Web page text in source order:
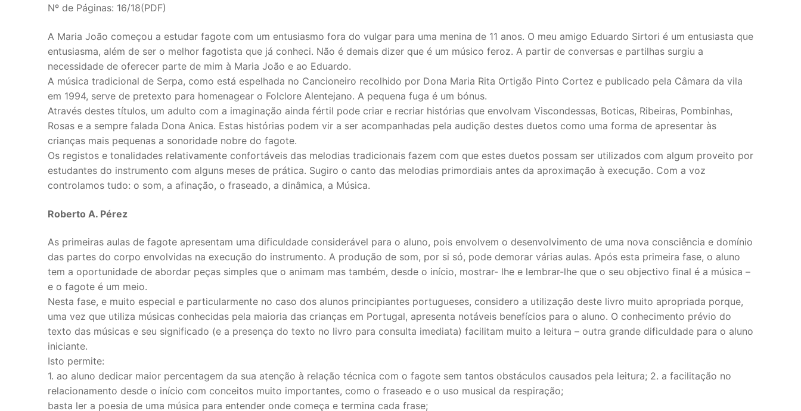
Tuba
Música de Câmara
Cordas
Violino
Viola
Violoncelo
Guitarra
Teclas
Acordeão
Percussão
Coro
Nº de Páginas: 16/18(PDF)
A Maria João começou a estudar fagote com um entusiasmo fora do vulgar para uma menina de 11 anos. O meu amigo Eduardo Sirtori é um entusiasta que
entusiasma, além de ser o melhor fagotista que já conheci. Não é demais dizer que é um músico feroz. A partir de conversas e partilhas surgiu a
necessidade de oferecer parte de mim à Maria João e ao Eduardo.
A música tradicional de Serpa, como está espelhada no Cancioneiro recolhido por Dona Maria Rita Ortigão Pinto Cortez e publicado pela Câmara da vila
em 1994, serve de pretexto para homenagear o Folclore Alentejano. A pequena fuga é um bónus.
Através destes títulos, um adulto com a imaginação ainda fértil pode criar e recriar histórias que envolvam Viscondessas, Boticas, Ribeiras, Pombinhas,
Rosas e a sempre falada Dona Anica. Estas histórias podem vir a ser acompanhadas pela audição destes duetos como uma forma de apresentar às
crianças mais pequenas a sonoridade nobre do fagote.
Os registos e tonalidades relativamente confortáveis das melodias tradicionais fazem com que estes duetos possam ser utilizados com algum proveito por
estudantes do instrumento com alguns meses de prática. Sugiro o canto das melodias primordiais antes da aproximação à execução. Com a voz
controlamos tudo: o som, a afinação, o fraseado, a dinâmica, a Música.
Roberto A. Pérez
As primeiras aulas de fagote apresentam uma dificuldade considerável para o aluno, pois envolvem o desenvolvimento de uma nova consciência e domínio
das partes do corpo envolvidas na execução do instrumento. A produção de som, por si só, pode demorar várias aulas. Após esta primeira fase, o aluno
tem a oportunidade de abordar peças simples que o animam mas também, desde o início, mostrar- lhe e lembrar-lhe que o seu objectivo final é a música –
e o fagote é um meio.
Nesta fase, e muito especial e particularmente no caso dos alunos principiantes portugueses, considero a utilização deste livro muito apropriada porque,
uma vez que utiliza músicas conhecidas pela maioria das crianças em Portugal, apresenta notáveis benefícios para o aluno. O conhecimento prévio do
texto das músicas e seu significado (e a presença do texto no livro para consulta imediata) facilitam muito a leitura – outra grande dificuldade para o aluno
iniciante.
Isto permite:
1. ao aluno dedicar maior percentagem da sua atenção à relação técnica com o fagote sem tantos obstáculos causados pela leitura; 2. a facilitação no
relacionamento desde o início com conceitos muito importantes, como o fraseado e o uso musical da respiração;
basta ler a poesia de uma música para entender onde começa e termina cada frase;